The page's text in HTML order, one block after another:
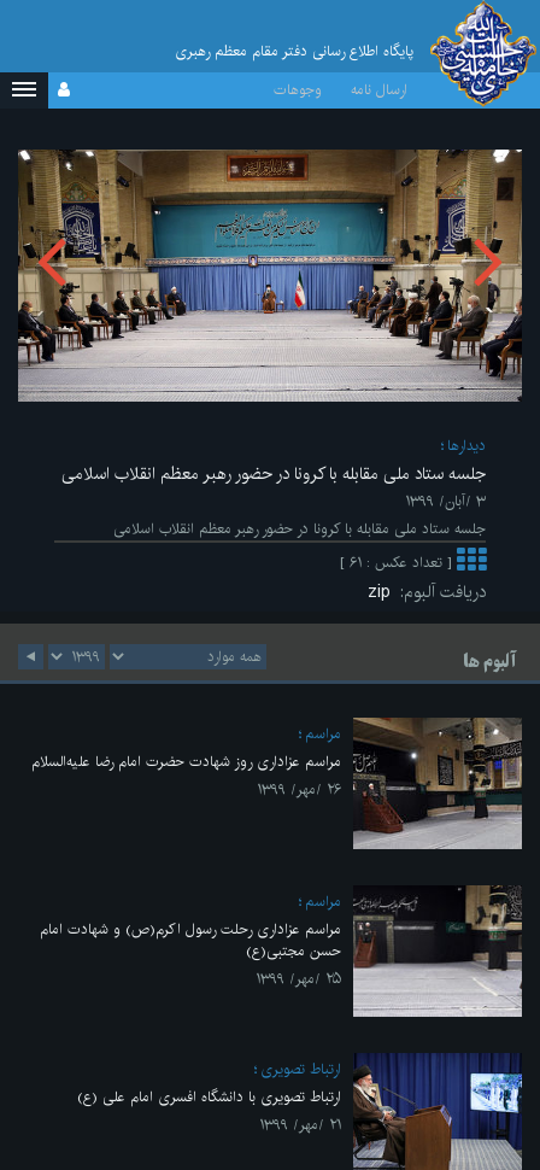
پایگاه اطلاع رسانی دفتر مقام معظم رهبری
ارسال نامه
وجوهات
ديدارها
جلسه ستاد ملی مقابله با کرونا در حضور رهبر معظم انقلاب اسلامی
۳ /آبان/ ۱۳۹۹
جلسه ستاد ملی مقابله با کرونا در حضور رهبر معظم انقلاب اسلامی
[ تعداد عکس : ۶۱ ]
دریافت آلبوم:
آلبوم ها
مراسم
مراسم عزاداری روز شهادت حضرت امام رضا علیه‌السلام
۲۶ /مهر/ ۱۳۹۹
مراسم
مراسم عزاداری رحلت رسول اکرم(ص) و شهادت امام
حسن مجتبی(ع)
۲۵ /مهر/ ۱۳۹۹
ارتباط تصویری
ارتباط تصویری با دانشگاه افسری امام علی (ع)
۲۱ /مهر/ ۱۳۹۹